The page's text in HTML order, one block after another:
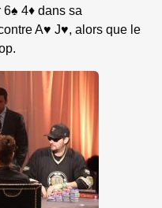
4♦ dans sa
A♥ J♥, alors que le